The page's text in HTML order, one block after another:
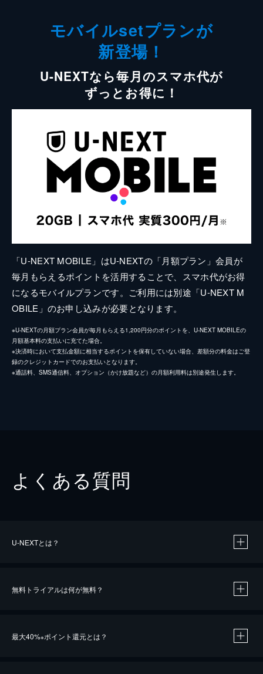
モバイルsetプランが
新登場！
U-NEXTなら毎月のスマホ代が
ずっとお得に！
「U-NEXT MOBILE」はU-NEXTの「月額プラン」会員が
毎月もらえるポイントを活用することで、スマホ代がお得
になるモバイルプランです。ご利用には別途「U-NEXT M
OBILE」のお申し込みが必要となります。
※U-NEXTの月額プラン会員が毎月もらえる1,200円分のポイントを、U-NEXT MOBILEの
月額基本料の支払いに充てた場合。
※決済時において支払金額に相当するポイントを保有していない場合、差額分の料金はご登
録のクレジットカードでのお支払いとなります。
※通話料、SMS通信料、オプション（かけ放題など）の月額利用料は別途発生します。
よくある質問
U-NEXTとは？
無料トライアルは何が無料？
最大40%※ポイント還元とは？